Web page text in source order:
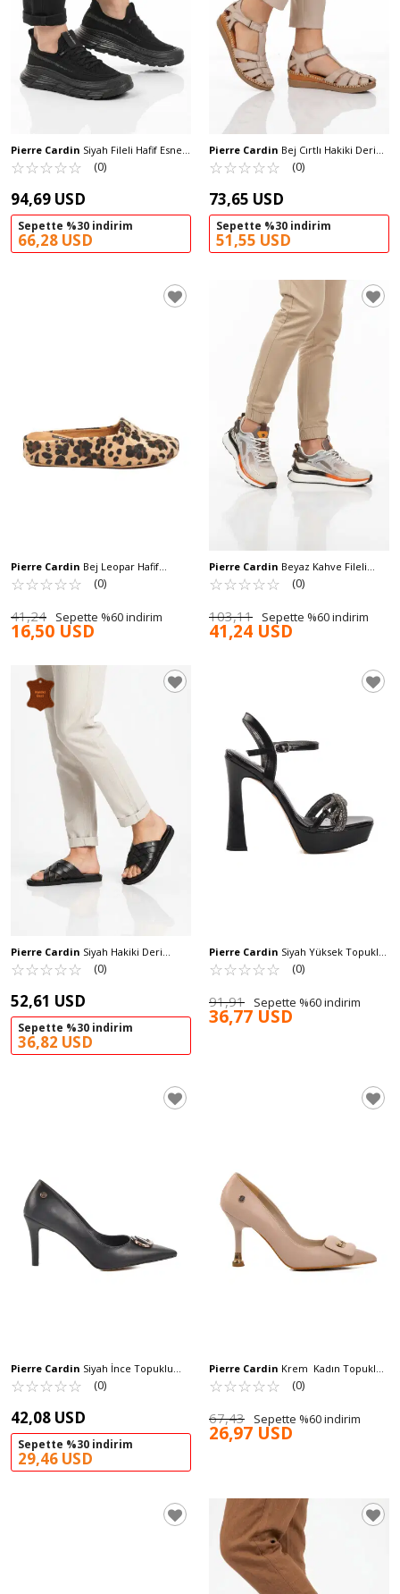
Pierre Cardin Siyah Fileli Hafif Esnek
Hafızalı Taban Erkek Spor Ayakkabı
PCI-11303 M
☆☆☆☆☆
★★★★★ (0)
94,69 USD
Sepette %30 indirim
66,28 USD
Pierre Cardin Bej Cırtlı Hakiki Deri
Hafif Kadın Günlük Sandalet PC-54522
Z
☆☆☆☆☆
★★★★★ (0)
73,65 USD
Sepette %30 indirim
51,55 USD
Pierre Cardin Bej Leopar Hafif
Tekstil Süet Önü Kapalı Kadın Ev
Terliği PC-55371 Z
☆☆☆☆☆
★★★★★ (0)
41,24 Sepette %60 indirim
16,50 USD
Pierre Cardin Beyaz Kahve Fileli
Hafif Esnek Erkek Spor Ayakkabı PCI-
10105 M
☆☆☆☆☆
★★★★★ (0)
103,11 Sepette %60 indirim
41,24 USD
Pierre Cardin Siyah Hakiki Deri
Erkek Günlük Terlik PC-7318 M
☆☆☆☆☆
★★★★★ (0)
52,61 USD
Sepette %30 indirim
36,82 USD
Pierre Cardin Siyah Yüksek Topuklu
Kadın Abiye Ayakkabı PC-54505 Z
☆☆☆☆☆
★★★★★ (0)
91,91 Sepette %60 indirim
36,77 USD
Pierre Cardin Siyah İnce Topuklu
Kadın Abiye Ayakkabı PC-54506 Z
☆☆☆☆☆
★★★★★ (0)
42,08 USD
Sepette %30 indirim
29,46 USD
Pierre Cardin Krem Kadın Topuklu
Ayakkabı PC-54029 Z
☆☆☆☆☆
★★★★★ (0)
67,43 Sepette %60 indirim
26,97 USD